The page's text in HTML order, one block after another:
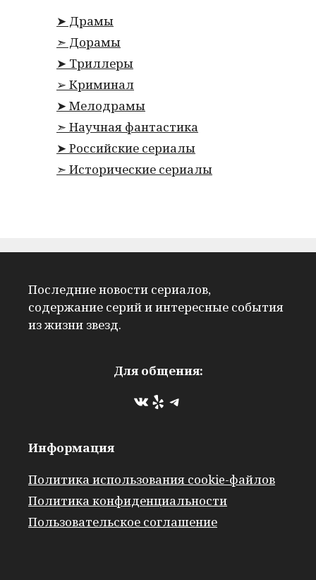
➤ Драмы
➣ Дорамы
➤ Триллеры
➢ Криминал
➤ Мелодрамы
➣ Научная фантастика
➤ Российские сериалы
➣ Исторические сериалы
Последние новости сериалов,
содержание серий и интересные события
из жизни звезд.
Для общения:
ВКонтакте
YelpTelegram
Информация
Политика использования cookie-файлов
Политика конфиденциальности
Пользовательское соглашение